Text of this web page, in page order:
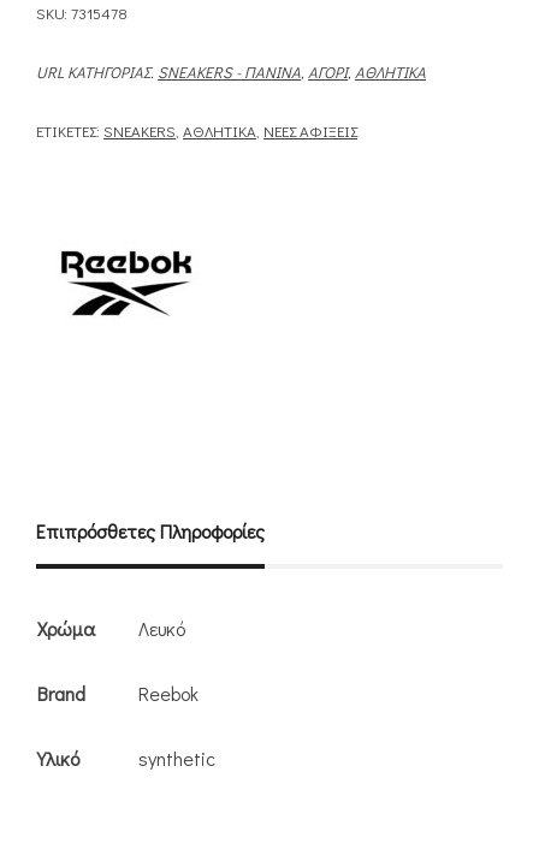
SKU: 7315478
URL ΚΑΤΗΓΟΡΊΑΣ. SNEAKERS - ΠΆΝΙΝΑ, ΑΓΌΡΙ, ΑΘΛΗΤΙΚΆ
ΕΤΙΚΈΤΕΣ: SNEAKERS ΑΘΛΗΤΙΚΆ ΝΈΕΣ ΑΦΊΞΕΙΣ
Επιπρόσθετες Πληροφορίες
Χρώμα Λευκό
Brand Reebok
Υλικό synthetic